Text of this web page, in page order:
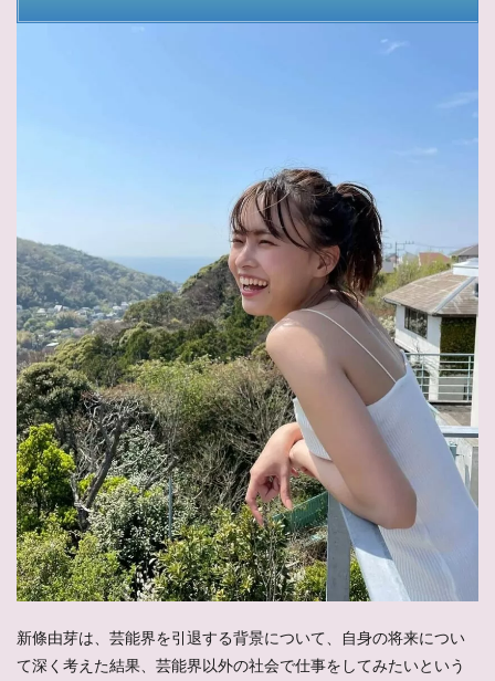
新條由芽は、芸能界を引退する背景について、自身の将来につい
て深く考えた結果、芸能界以外の社会で仕事をしてみたいという